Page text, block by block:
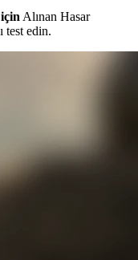
Alınan Hasar
test edin.